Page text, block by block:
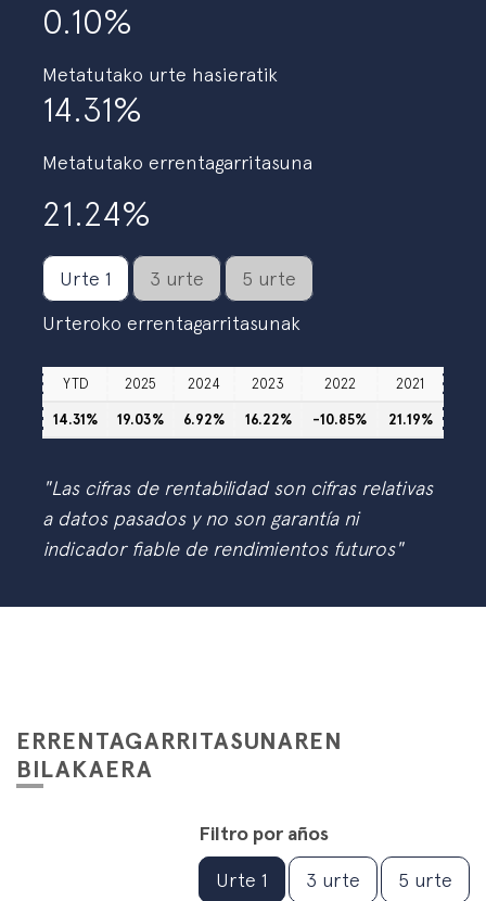
0.10%
Metatutako urte hasieratik
14.31%
Metatutako errentagarritasuna
21.24%
Urte 1 3 urte
5 urte
Urteroko errentagarritasunak
YTD 2025 2024 2023 2022 2021
14.31% 19.03% 6.92% 16.22% -10.85% 21.19%
"Las cifras de rentabilidad son cifras relativas
a datos pasados y no son garantía ni
indicador fiable de rendimientos futuros"
ERRENTAGARRITASUNAREN
BILAKAERA
Filtro por años
Urte 1 3 urte 5 urte